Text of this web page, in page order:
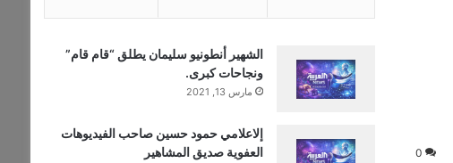
0
الشهير أنطونيو سليمان يطلق “قام قام”
ونجاحات كبرى.
مارس 13, 2021
إلاعلامي حمود حسين صاحب الفيديوهات
العفوية صديق المشاهير